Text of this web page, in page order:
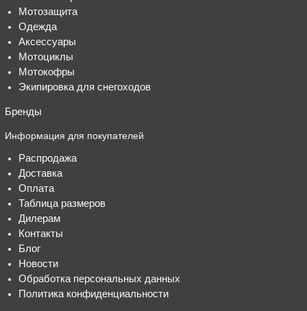
Мотозащита
Одежда
Аксессуары
Мотоциклы
Мотокофры
Экипировка для снегоходов
Бренды
Информация для покупателей
Распродажа
Доставка
Оплата
Таблица размеров
Дилерам
Контакты
Блог
Новости
Обработка персональных данных
Политика конфиденциальности